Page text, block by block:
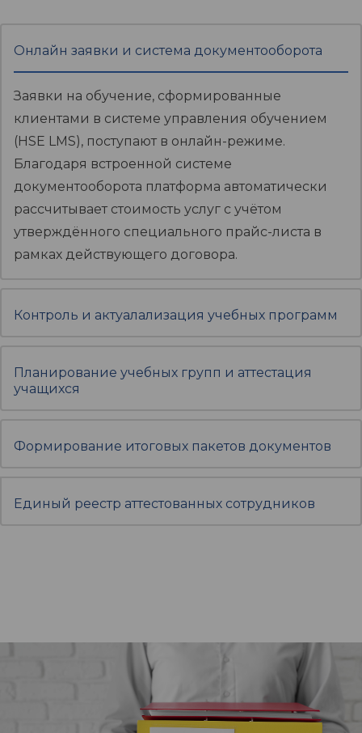
Онлайн заявки и система документооборота
Заявки на обучение, сформированные
клиентами в системе управления обучением
(HSE LMS), поступают в онлайн-режиме.
Благодаря встроенной системе
документооборота платформа автоматически
рассчитывает стоимость услуг с учётом
утверждённого специального прайс-листа в
рамках действующего договора.
Контроль и актуалализация учебных программ
Планирование учебных групп и аттестация
учащихся
Формирование итоговых пакетов документов
Единый реестр аттестованных сотрудников